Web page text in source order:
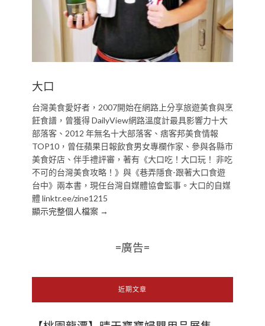
大口
台灣美食愛好者，2007開始在網路上分享旅遊美食與烹
飪食譜，曾獲得 DailyView網路溫度計最具影響力十大
部落客、2012 年無名十大部落客、痞客邦美食情報
TOP10，曾任蘋果日報飲食男女專欄作家、參與各縣市
美食好店、伴手禮評審，著有《大口吃！大口玩！ 非吃
不可的台灣美食攻略！》與《巷弄隱食-跟著大口食遊
台中》兩本書，現任台灣自媒體協會監事。大口的自媒
體 linktr.ee/zine1215
顯示完整個人檔案 →
=廣告=
近期文章